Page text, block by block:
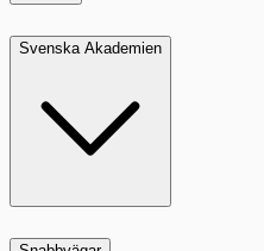
Svenska Akademien